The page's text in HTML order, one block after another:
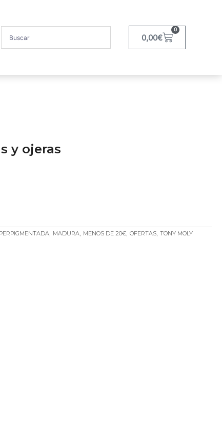
0,00€
0
y ojeras
, MADURA, MENOS DE 20€, OFERTAS, TONY MOLY